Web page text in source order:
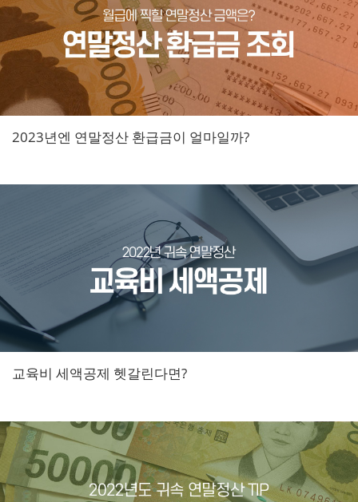
2023년엔 연말정산 환급금이 얼마일까?
교육비 세액공제 헷갈린다면?